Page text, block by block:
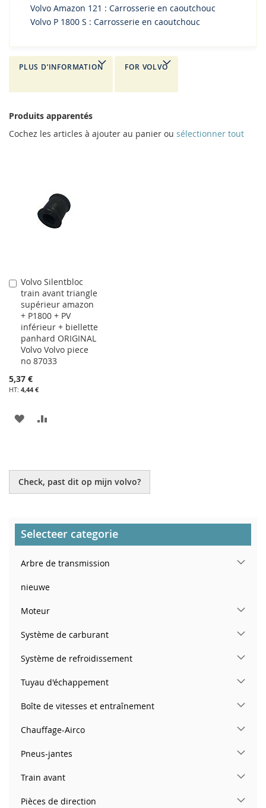
Volvo Amazon 121 : Carrosserie en caoutchouc
Volvo P 1800 S : Carrosserie en caoutchouc
PLUS D’INFORMATION FOR VOLVO
Produits apparentés
Cochez les articles à ajouter au panier ou sélectionner tout
Volvo Silentbloc
train avant triangle
supérieur amazon
+ P1800 + PV
inférieur + biellette
panhard ORIGINAL
Volvo Volvo piece
no 87033
5,37 €
4,44 €
Ajouter
au
panier
AJOUTER
LISTE
Check, past dit op mijn volvo?
Selecteer categorie
Arbre de transmission
nieuwe
Moteur
Système de carburant
Système de refroidissement
Tuyau d'échappement
Boîte de vitesses et entraînement
Chauffage-Airco
Pneus-jantes
Train avant
Pièces de direction